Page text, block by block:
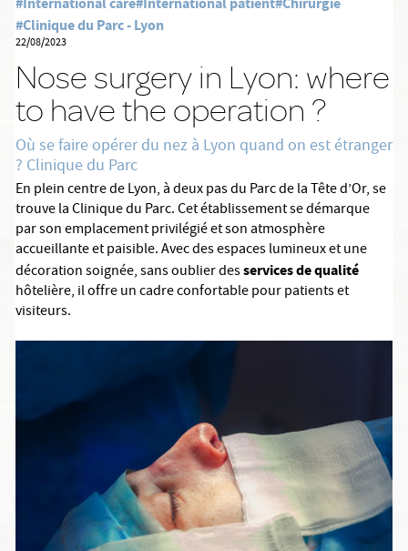
#Clinique du Parc - Lyon
22/08/2023
Nose surgery in Lyon: where
to have the operation ?
Où se faire opérer du nez à Lyon quand on est étranger
? Clinique du Parc
En plein centre de Lyon, à deux pas du Parc de la Tête d’Or, se
trouve la Clinique du Parc. Cet établissement se démarque
par son emplacement privilégié et son atmosphère
accueillante et paisible. Avec des espaces lumineux et une
décoration soignée, sans oublier desservices de qualité
hôtelière, il offre un cadre confortable pour patients et
visiteurs.